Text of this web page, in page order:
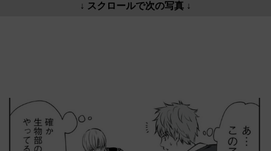
↓ スクロールで次の写真 ↓